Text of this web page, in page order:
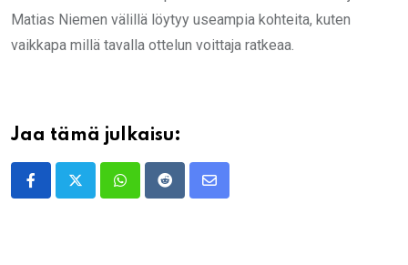
Matias Niemen välillä löytyy useampia kohteita, kuten
vaikkapa millä tavalla ottelun voittaja ratkeaa.
Jaa tämä julkaisu:
WhatsappRedditShare